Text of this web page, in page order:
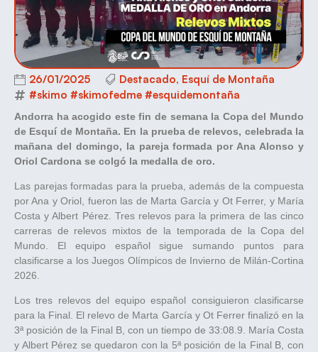
26/01/2025 Destacado, Esquí de Montaña
#skimo #skimofedme #esquidemontaña
Andorra ha acogido este fin de semana la Copa del Mundo
de Esquí de Montaña. En la prueba de relevos, celebrada la
mañana del domingo, la pareja formada por Ana Alonso y
Oriol Cardona se colgó la medalla de oro.
Las parejas formadas para la prueba, además de la compuesta
por Ana y Oriol, fueron las de Marta García y Ot Ferrer, y María
Costa y Albert Pérez. Tres relevos para la primera de las cinco
carreras de relevos mixtos de la temporada de la Copa del
Mundo. El equipo español sigue sumando puntos para
clasificarse a los Juegos Olímpicos de Invierno de Milán-Cortina
2026.
Los tres relevos del equipo español consiguieron clasificarse
para la Final. El relevo de Marta García y Ot Ferrer finalizó en la
3ª posición de la Final B, con un tiempo de 33:08.9. María Costa
y Albert Pérez se quedaron con la 5ª posición de la Final B, con